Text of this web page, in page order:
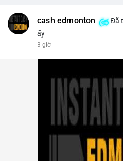
tháng. NEAR giảm 4,1% xuống
mạnh.
tượng. Trump Media hủy thỏa
nhiều tỷ USD, khiến CRO giảm
- Tổ chức & Công nghệ: Bybit
Group vụ hack 1,5 tỷ USD, đã
Circle mở rộng USDC lên OKX
công ở mức 18 USD/cổ phiếu,
cash edmonton
Đã
ấy
3 giờ